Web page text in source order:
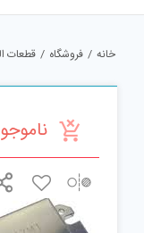
خانه / فروشگاه / قطعات